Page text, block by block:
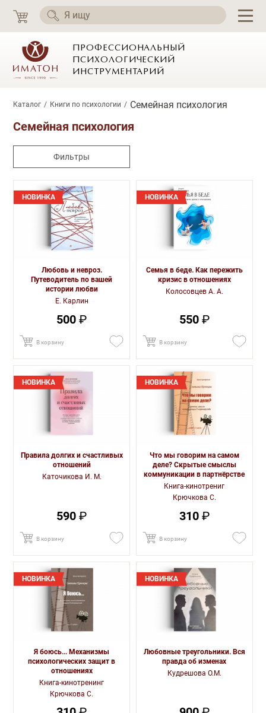
ПРОФЕССИОНАЛЬНЫЙ
ПСИХОЛОГИЧЕСКИЙ
ИНСТРУМЕНТАРИЙ
Каталог Книги по психологии Семейная психология
Семейная психология
Фильтры
НОВИНКА
Любовь и невроз.
Путеводитель по вашей
истории любви
Е. Карлин
500 ₽
В корзину
НОВИНКА
Семья в беде. Как пережить
кризис в отношениях
Колосовцев А. А.
550₽
В корзину
НОВИНКА
Правила долгих и счастливых
отношений
Каточикова И. М.
590 ₽
В корзину
НОВИНКА
Что мы говорим на самом
деле? Скрытые смыслы
коммуникации в партнёрстве
Книга-кинотрениг
Крючкова С.
310₽
В корзину
НОВИНКА
Я боюсь... Механизмы
психологических защит в
отношениях
Книга-кинотренинг
Крючкова С.
НОВИНКА
Любовные треугольники. Вся
правда об изменах
Кудрешова О.М.